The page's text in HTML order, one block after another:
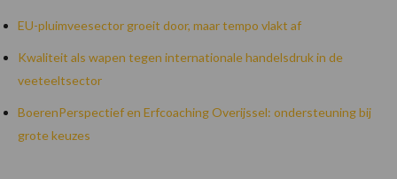
EU-pluimveesector groeit door, maar tempo vlakt af
Kwaliteit als wapen tegen internationale handelsdruk in de
veeteeltsector
BoerenPerspectief en Erfcoaching Overijssel: ondersteuning bij
grote keuzes